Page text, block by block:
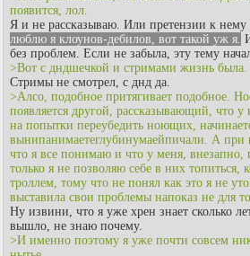
появится, лол.
Я и не рассказываю. Или претензии к нему
люблю я клоунов-дебилов, вот такой уж я.
без проблем. Если не забыла, эту тему
>Вот с дндшечкой и стримами жизнь была.
Стримы не смотрел, с днд да.
>Алсо, подобное притягивает подобное.
появляется другой, рассказывающий, что
на попытки переубедить ноющих,
вынипанимаетеглубинумаейпичали. А при
что я все понимаю и что у меня, внезапно,
только я не позволяю себе в них топиться,
троллем, тому что не понял как это я не
выставила свои проблемы напоказ не для
Ну извини, что я уже хрен знает сколько
вышло, не знаю почему.
>И именно поэтому я уже почти совсем